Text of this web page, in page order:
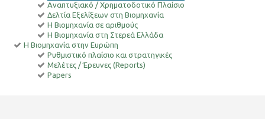
Αναπτυξιακό / Χρηματοδοτικό Πλαίσιο
Δελτία Εξελίξεων στη Βιομηχανία
Η Βιομηχανία σε αριθμούς
Η Βιομηχανία στη Στερεά Ελλάδα
Η Βιομηχανία στην Ευρώπη
Ρυθμιστικό πλαίσιο και στρατηγικές
Μελέτες / Έρευνες (Reports)
Papers